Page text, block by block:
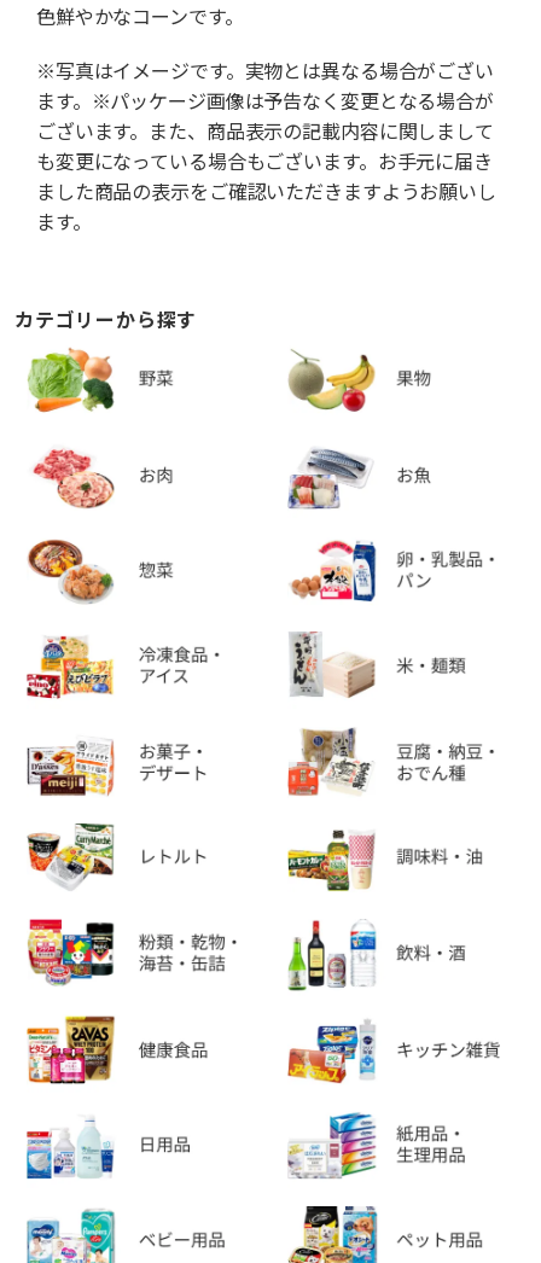
色鮮やかなコーンです。
※写真はイメージです。実物とは異なる場合がござい
ます。※パッケージ画像は予告なく変更となる場合が
ございます。また、商品表示の記載内容に関しまして
も変更になっている場合もございます。お手元に届き
ました商品の表示をご確認いただきますようお願いし
ます。
カテゴリーから探す